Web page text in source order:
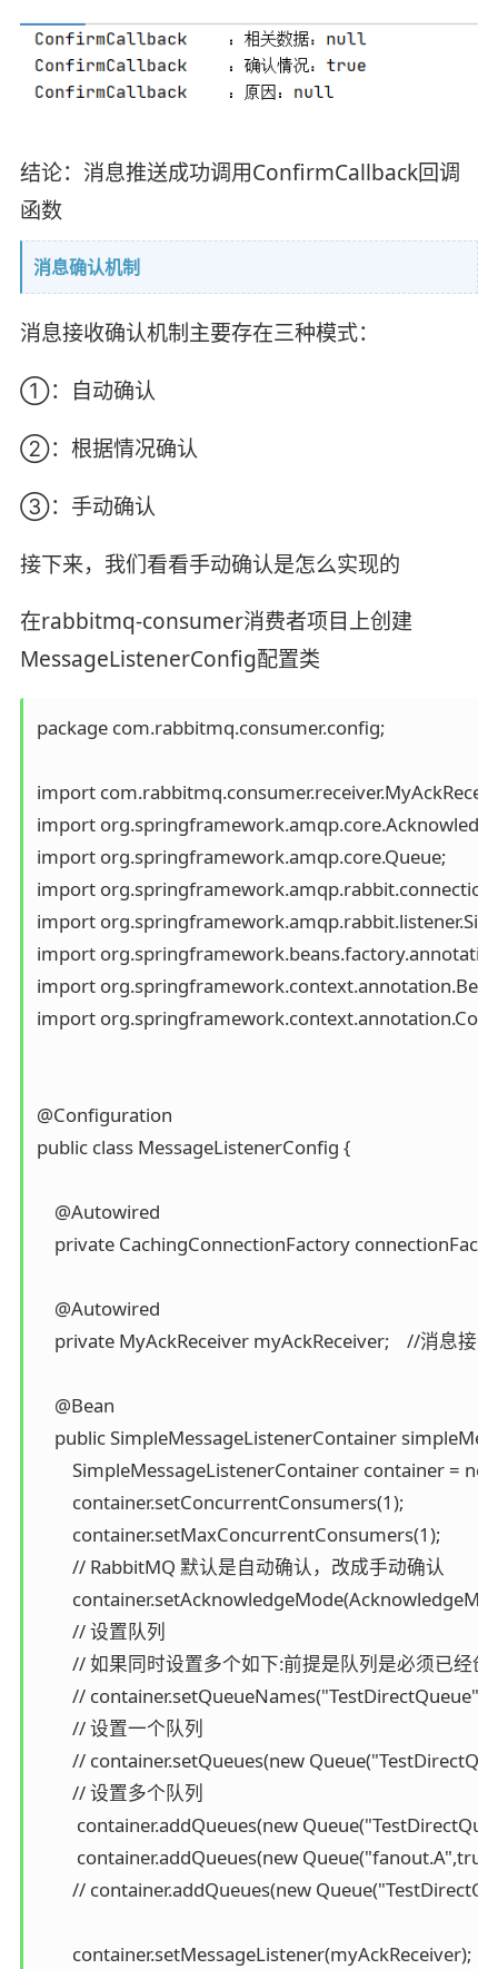
结论：消息推送成功调用ConfirmCallback回调
函数
消息确认机制
消息接收确认机制主要存在三种模式：
①：自动确认
②：根据情况确认
③：手动确认
接下来，我们看看手动确认是怎么实现的
在rabbitmq-consumer消费者项目上创建
MessageListenerConfig配置类
package com.rabbitmq.consumer.config;
import
import
import org.springframework.amqp.core.Queue;
import
import
import
import
import
@Configuration
public class MessageListenerConfig {
    @Autowired
private CachingConnectionFactory
    @Autowired
private MyAckReceiver myAckReceiver;    //消息接
    @Bean
public SimpleMessageListenerContainer
SimpleMessageListenerContainer container =
        container.setConcurrentConsumers(1);
        container.setMaxConcurrentConsumers(1);
        // RabbitMQ 默认是自动确认，改成手动确认
        // 设置队列
// 如果同时设置多个如下:前提是队列是必须已经
//
        // 设置一个队列
// container.setQueues(new
        // 设置多个队列
container.addQueues(new
container.addQueues(new
// container.addQueues(new
        container.setMessageListener(myAckReceiver);